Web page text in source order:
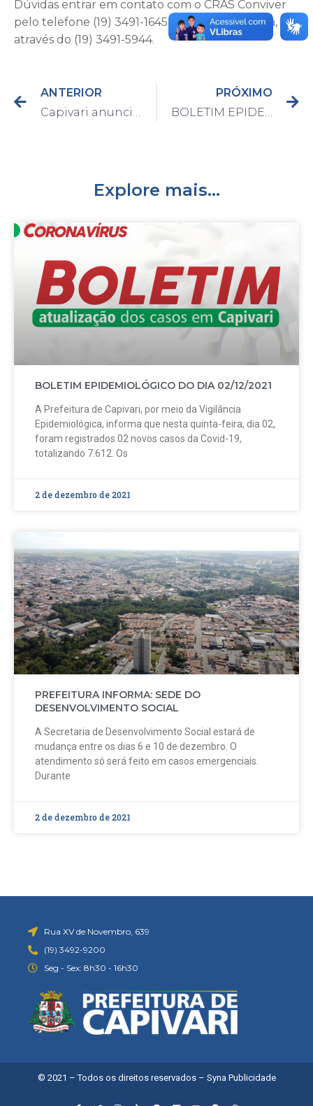
Dúvidas entrar em contato com o CRAS Conviver
pelo telefone (19) 3491-1645 ou Casa da Criança,
através do (19) 3491-5944.
ANTERIOR
Capivari anuncia vacina para psicólogos, fisioterapeutas, terapeutas ocupacionais e idosos entre 77 e 79 anos
PRÓXIMO
BOLETIM EPIDEMIOLÓGICO DO DIA 02/03/2021
Explore mais...
BOLETIM EPIDEMIOLÓGICO DO DIA 02/12/2021
A Prefeitura de Capivari, por meio da Vigilância
Epidemiológica, informa que nesta quinta-feira, dia 02,
foram registrados 02 novos casos da Covid-19,
totalizando 7.612. Os
2 de dezembro de 2021
PREFEITURA INFORMA: SEDE DO
DESENVOLVIMENTO SOCIAL
A Secretaria de Desenvolvimento Social estará de
mudança entre os dias 6 e 10 de dezembro. O
atendimento só será feito em casos emergenciais.
Durante
2 de dezembro de 2021
Rua XV de Novembro, 639
(19) 3492-9200
Seg - Sex: 8h30 - 16h30
© 2021 – Todos os direitos reservados – Syna Publicidade